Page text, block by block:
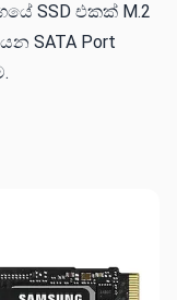
SSD එකක් M.2
SATA Port